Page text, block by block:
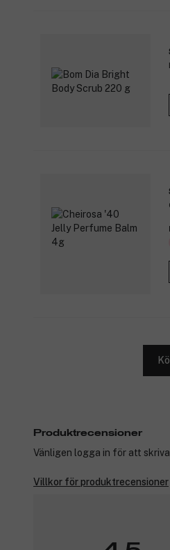
Produktrecensioner
Vänligen logga in för att
Villkor för produktrecensioner